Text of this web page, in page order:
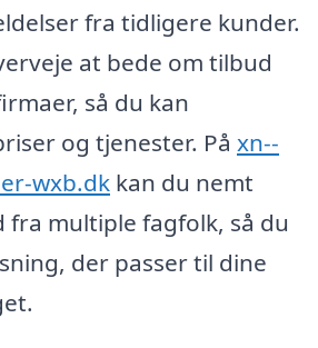
fra tidligere kunder.
at bede om tilbud
så du kan
og tjenester. På xn--
wxb.dk kan du nemt
multiple fagfolk, så du
der passer til dine